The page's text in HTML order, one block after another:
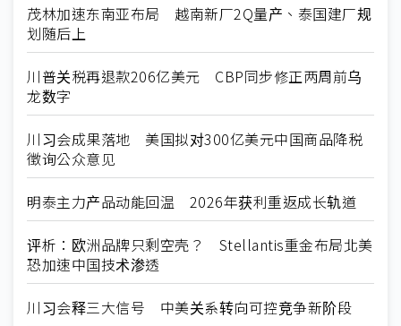
茂林加速东南亚布局 越南新厂2Q量产、泰国建厂规
划随后上
川普关税再退款206亿美元 CBP同步修正两周前乌
龙数字
川习会成果落地 美国拟对300亿美元中国商品降税
徵询公众意见
明泰主力产品动能回温 2026年获利重返成长轨道
评析：欧洲品牌只剩空壳？ Stellantis重金布局北美
恐加速中国技术渗透
川习会释三大信号 中美关系转向可控竞争新阶段